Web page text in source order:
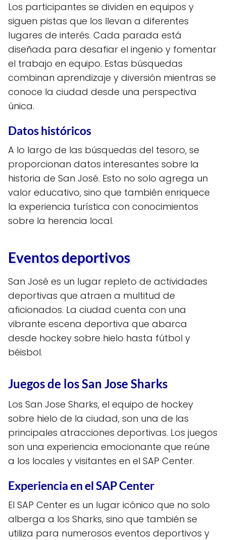
Los participantes se dividen en equipos y
siguen pistas que los llevan a diferentes
lugares de interés. Cada parada está
diseñada para desafiar el ingenio y fomentar
el trabajo en equipo. Estas búsquedas
combinan aprendizaje y diversión mientras se
conoce la ciudad desde una perspectiva
única.
Datos históricos
A lo largo de las búsquedas del tesoro, se
proporcionan datos interesantes sobre la
historia de San José. Esto no solo agrega un
valor educativo, sino que también enriquece
la experiencia turística con conocimientos
sobre la herencia local.
Eventos deportivos
San José es un lugar repleto de actividades
deportivas que atraen a multitud de
aficionados. La ciudad cuenta con una
vibrante escena deportiva que abarca
desde hockey sobre hielo hasta fútbol y
béisbol.
Juegos de los San Jose Sharks
Los San Jose Sharks, el equipo de hockey
sobre hielo de la ciudad, son una de las
principales atracciones deportivas. Los juegos
son una experiencia emocionante que reúne
a los locales y visitantes en el SAP Center.
Experiencia en el SAP Center
El SAP Center es un lugar icónico que no solo
alberga a los Sharks, sino que también se
utiliza para numerosos eventos deportivos y